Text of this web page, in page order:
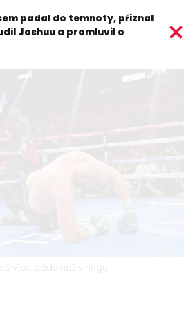
padal do temnoty, přiznal
Joshuu a promluvil o